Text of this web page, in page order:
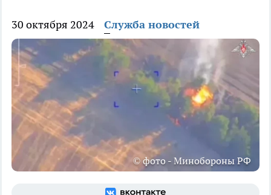
30 октября 2024 Служба новостей
© фото - Минобороны РФ